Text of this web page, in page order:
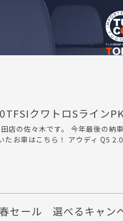
クワトロSライン
店の佐々木です。 今年最後の納
たお車はこちら！ アウディ Q5
セール 選べるキャン